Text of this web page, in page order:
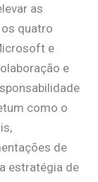
as
quatro
e
e
como o
de
estratégia de